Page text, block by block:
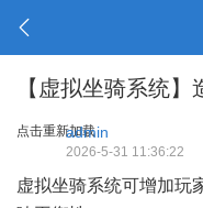
【虚拟坐骑系统
点击重新加载
admin
2026-5-31 11:36:22
虚拟坐骑系统可增加玩